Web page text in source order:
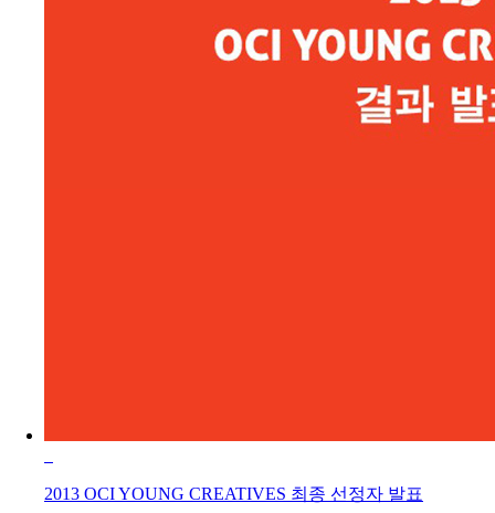
2013 OCI YOUNG CREATIVES 최종 선정자 발표